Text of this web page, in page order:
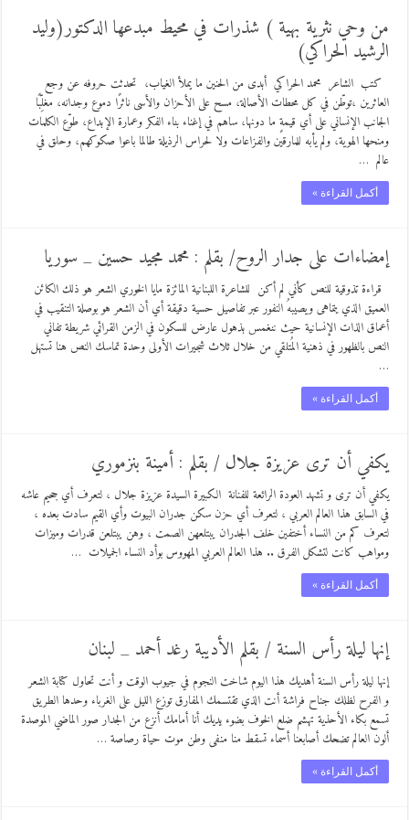
من وحي نثرية بهية ) شذرات في محيط مبدعها الدكتور(وليد
الرشيد الحراكي)
كتب الشاعر محمد الحراكي أبدى من الحنين ما يملأ الغياب، تحدثت حروفه عن وجع
العاثرين ،توطّن في كل محطات الأصالة، مسح على الأحزان والأسى ناثرًا دموع وجدانه، مغلِّبًا
الجانب الإنساني على أي قيمةٍ ما دونها، ساهم في إغناء بناء الفكر وعمارة الإبداع، طوّع الكلمات
ومنحها الهوية، ولم يأبه للمارقين والفزاعات ولا لحراس الرذيلة طالما باعوا صكوكهم، وحلق في
عالم …
أكمل القراءة »
إمضاءات على جدار الروح/ بقلم : محمد مجيد حسين _ سوريا
قراءة تذوقية للنص كأني لم أكن للشاعرة اللبنانية المائزة مايا الخوري الشعر هو ذلك الكائن
العميق الذي يتماهى ويصيبهُ النفور عبر تفاصيل حسية دقيقة أي أن الشعر هو بوصلة التنقيب في
أعماق الذات الإنسانية حيث ننغمس بذهول عارض للسكون في الزمن القرائي شريطة تفاني
النص بالظهور في ذهنية المُتلقي من خلال ثلاث شجيرات الأولى وحدة تماسك النص هنا تستهل
…
أكمل القراءة »
يكفي أن ترى عزيزة جلال / بقلم : أمينة بنزموري
يكفي أن ترى و تشهد العودة الرائعة للفنانة الكبيرة السيدة عزيزة جلال ، لتعرف أي جحيم عاشه
في السابق هذا العالم العربي ، لتعرف أي حزن سكن جدران البيوت وأي القيم سادت بعده ،
لتعرف كم من النساء أختفين خلف الجدران يبتلعهن الصمت ، وهن يبتلعن قدرات وميزات
ومواهب كانت لتشكل الفرق .. هذا العالم العربي المهووس بوأد النساء الجميلات …
أكمل القراءة »
إنها ليلة رأس السنة / بقلم الأديبة رغد أحمد _ لبنان
إنها ليلة رأس السنة أهديك هذا اليوم شاخت النجوم في جيوب الوقت و أنت تحاول كتابة الشعر
و الفرح لظلك جناح فراشة أنت الذي تقتسمك المفارق توزع الليل على الغرباء وحدها الطريق
تسمع بكاء الأحذية تهشم ضلع الخوف بضوء يديك أنا أمامك أنزع من الجدار صور الماضي الموصدة
ألون العالم تضحك أصابعنا أسماء تسقط منا منفى وطن موت حياة رصاصة …
أكمل القراءة »